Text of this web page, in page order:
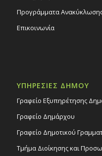
Προγράμματα
Επικοινωνία
ΥΠΗΡΕΣΙΕΣ ΔΗΜΟΥ
Γραφείο Εξυπηρέτησης
Γραφείο Δημάρχου
Γραφείο Δημοτικού
Τμήμα Διοίκησης και